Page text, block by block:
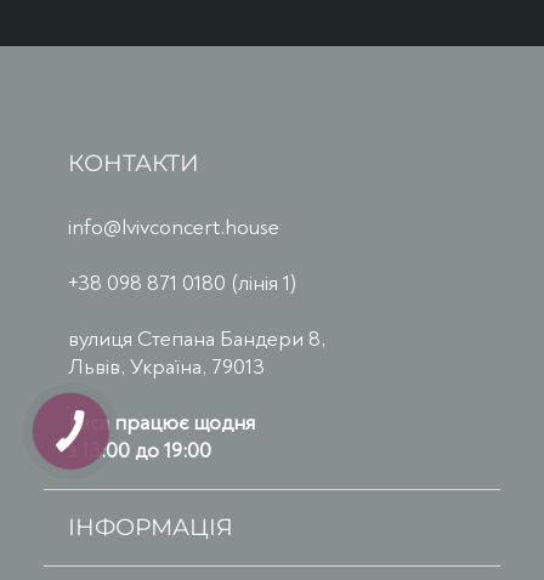
КОНТАКТИ
info@lvivconcert.house
+38 098 871 0180 (лінія 1)
вулиця Степана Бандери 8,
Львів, Україна, 79013
Каса працює щодня
з 13:00 до 19:00
ІНФОРМАЦІЯ